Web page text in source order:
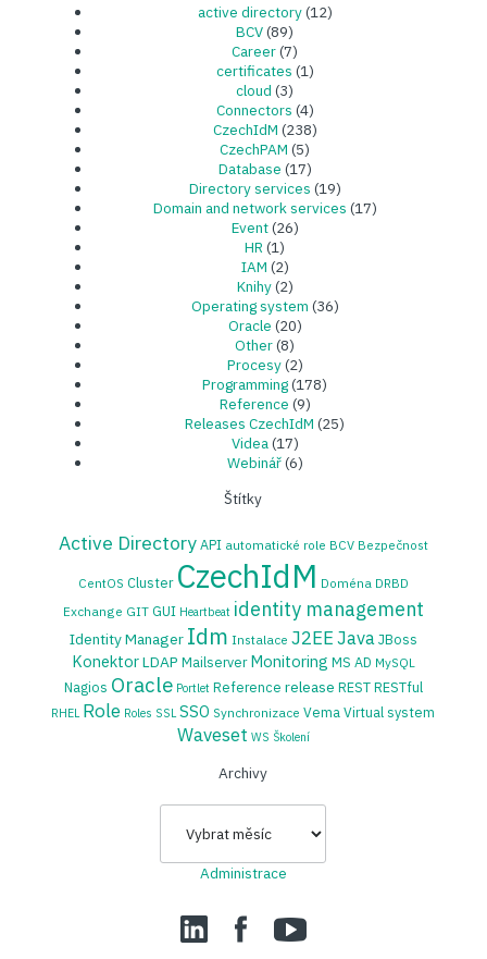
active directory(12)
BCV(89)
Career(7)
certificates (1)
cloud (3)
Connectors (4)
CzechIdM (238)
CzechPAM (5)
Database (17)
Directory services (19)
Domain and network services (17)
Event(26)
HR (1)
IAM (2)
Knihy(2)
Operating system (36)
Oracle (20)
Other(8)
Procesy(2)
Programming(178)
Reference (9)
Releases CzechIdM (25)
Videa(17)
Webinář(6)
Štítky
Active DirectoryAPI automatické role BCV Bezpečnost
CentOS Cluster CzechIdM Doména DRBD
Exchange GIT GUI Heartbeat identity management
Identity Manager Idm Instalace J2EEJavaJBoss
KonektorLDAP Mailserver Monitoring MS AD MySQL
Nagios Oracle Portlet Reference release RESTRESTful
RHEL Role Roles SSL SSO Synchronizace Vema Virtual system
Waveset WS Školení
Archivy
Archivy
Administrace
LinedIn Facebook